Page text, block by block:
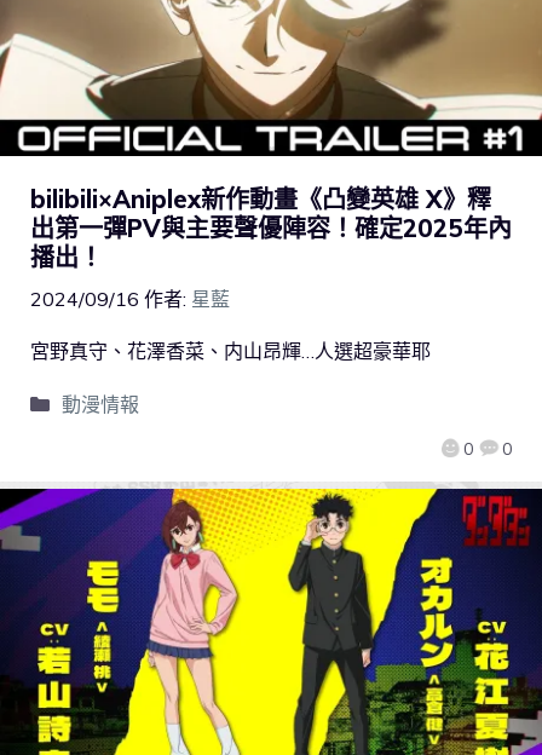
bilibili×Aniplex新作動畫《凸變英雄 X》釋
出第一彈PV與主要聲優陣容！確定2025年內
播出！
2024/09/16 作者: 星藍
0 0
宮野真守、花澤香菜、内山昂輝…人選超豪華耶
動漫情報